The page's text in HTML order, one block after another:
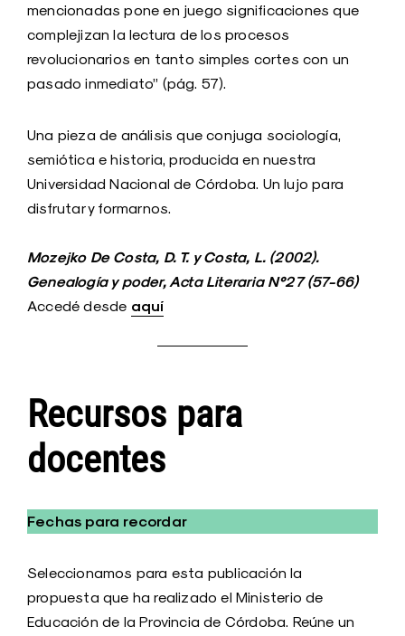
mencionadas pone en juego significaciones que
complejizan la lectura de los procesos
revolucionarios en tanto simples cortes con un
pasado inmediato” (pág. 57).
Una pieza de análisis que conjuga sociología,
semiótica e historia, producida en nuestra
Universidad Nacional de Córdoba. Un lujo para
disfrutar y formarnos.
Mozejko De Costa, D. T. y Costa, L. (2002).
Genealogía y poder, Acta Literaria N°27 (57-66)
Accedé desde aquí
Recursos para
docentes
Fechas para recordar
Seleccionamos para esta publicación la
propuesta que ha realizado el Ministerio de
Educación de la Provincia de Córdoba. Reúne un